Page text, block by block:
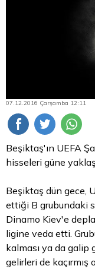
07.12.2016 Çarşamba 12:11
Beşiktaş'ın UEFA
hisseleri güne
Beşiktaş dün gece,
ettiği B grubundaki
Dinamo Kiev'e
ligine veda etti.
kalması ya da galip
gelirleri de kaçırmış